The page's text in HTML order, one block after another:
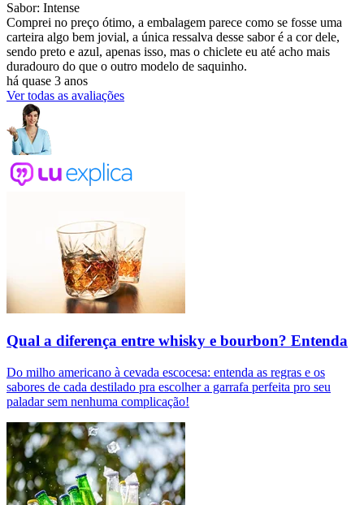
Sabor: Intense
Comprei no preço ótimo, a embalagem parece como se fosse uma
carteira algo bem jovial, a única ressalva desse sabor é a cor dele,
sendo preto e azul, apenas isso, mas o chiclete eu até acho mais
duradouro do que o outro modelo de saquinho.
há quase 3 anos
Ver todas as avaliações
Qual a diferença entre whisky e bourbon? Entenda
Do milho americano à cevada escocesa: entenda as regras e os
sabores de cada destilado pra escolher a garrafa perfeita pro seu
paladar sem nenhuma complicação!